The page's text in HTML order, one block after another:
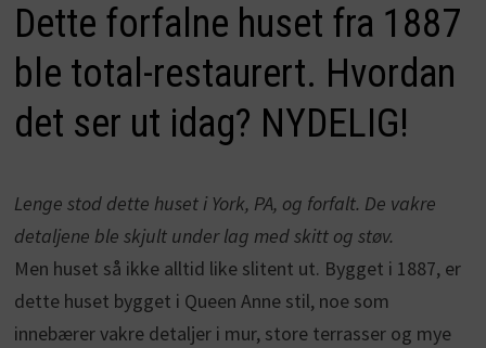
Dette forfalne huset fra 1887
ble total-restaurert. Hvordan
det ser ut idag? NYDELIG!
Lenge stod dette huset i York, PA, og forfalt. De vakre
detaljene ble skjult under lag med skitt og støv.
Men huset så ikke alltid like slitent ut. Bygget i 1887, er
dette huset bygget i Queen Anne stil, noe som
innebærer vakre detaljer i mur, store terrasser og mye